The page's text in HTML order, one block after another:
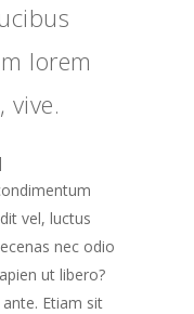
lorem
vive.
vel, luctus
nec odio
ut libero?
Etiam sit